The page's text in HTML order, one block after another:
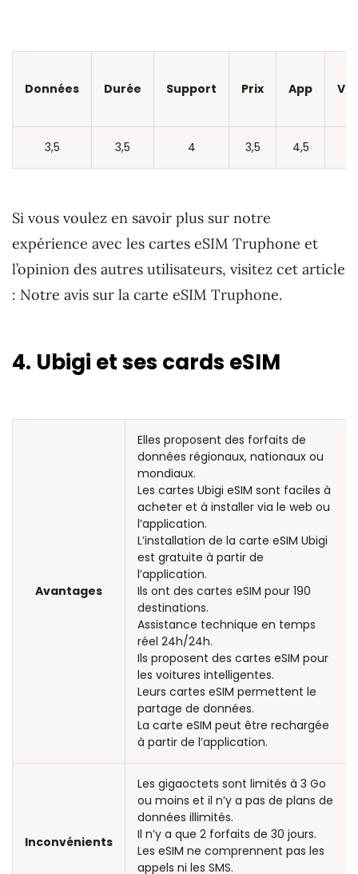
Données Durée Support Prix App
3,5 3,5 4 3,5 4,5
Si vous voulez en savoir plus sur notre
expérience avec les cartes eSIM Truphone et
l’opinion des autres utilisateurs, visitez cet article
: Notre avis sur la carte eSIM Truphone.
4. Ubigi et ses cards eSIM
Avantages
Elles proposent des forfaits de
données régionaux, nationaux ou
mondiaux.
Les cartes Ubigi eSIM sont faciles à
acheter et à installer via le web ou
l’application.
L’installation de la carte eSIM Ubigi
est gratuite à partir de
l’application.
Ils ont des cartes eSIM pour 190
destinations.
Assistance technique en temps
réel 24h/24h.
Ils proposent des cartes eSIM pour
les voitures intelligentes.
Leurs cartes eSIM permettent le
partage de données.
La carte eSIM peut être rechargée
à partir de l’application.
Inconvénients
Les gigaoctets sont limités à 3 Go
ou moins et il n’y a pas de plans de
données illimités.
Il n’y a que 2 forfaits de 30 jours.
Les eSIM ne comprennent pas les
appels ni les SMS.